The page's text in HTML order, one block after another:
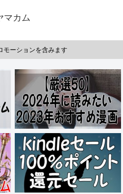
マカム
モーションを含みます